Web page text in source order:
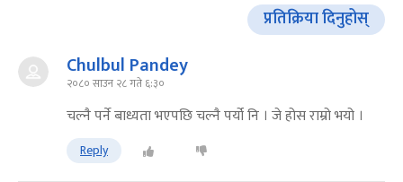
प्रतिक्रिया दिनुहोस्
Chulbul Pandey
२०८० साउन २८ गते ६:३०
चल्नै पर्ने बाध्यता भएपछि चल्नै पर्यो नि । जे होस राम्रो भयो ।
Reply